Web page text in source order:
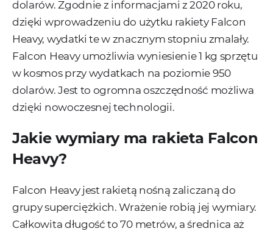
dolarów. Zgodnie z informacjami z 2020 roku,
dzięki wprowadzeniu do użytku rakiety Falcon
Heavy, wydatki te w znacznym stopniu zmalały.
Falcon Heavy umożliwia wyniesienie 1 kg sprzętu
w kosmos przy wydatkach na poziomie 950
dolarów. Jest to ogromna oszczędność możliwa
dzięki nowoczesnej technologii.
Jakie wymiary ma rakieta Falcon
Heavy?
Falcon Heavy jest rakietą nośną zaliczaną do
grupy superciężkich. Wrażenie robią jej wymiary.
Całkowita długość to 70 metrów, a średnica aż